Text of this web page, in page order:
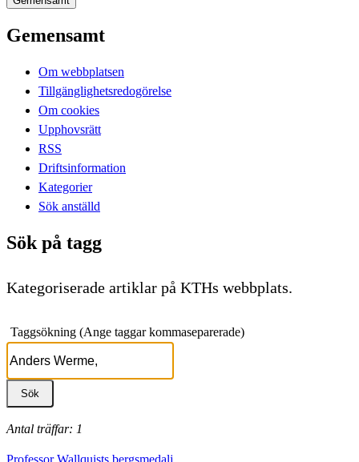
Gemensamt
Om webbplatsen
Tillgänglighetsredogörelse
Om cookies
Upphovsrätt
RSS
Driftsinformation
Kategorier
Sök anställd
Sök på tagg
Kategoriserade artiklar på KTHs webbplats.
Taggsökning (Ange taggar kommaseparerade)
Antal träffar: 1
Professor Wallquists bergsmedalj